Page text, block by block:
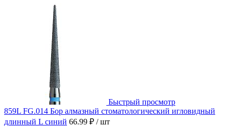
Быстрый просмотр
859L FG.014 Бор алмазный стоматологический игловидный
длинный L синий 66.99 ₽ / шт